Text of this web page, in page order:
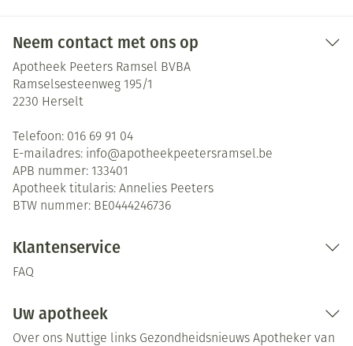
Neem contact met ons op
Apotheek Peeters Ramsel BVBA
Ramselsesteenweg 195/1
2230 Herselt
Telefoon: 016 69 91 04
E-mailadres: info@apotheekpeetersramsel.be
APB nummer: 133401
Apotheek titularis: Annelies Peeters
BTW nummer: BE0444246736
Klantenservice
FAQ
Uw apotheek
Over ons Nuttige links Gezondheidsnieuws Apotheker van